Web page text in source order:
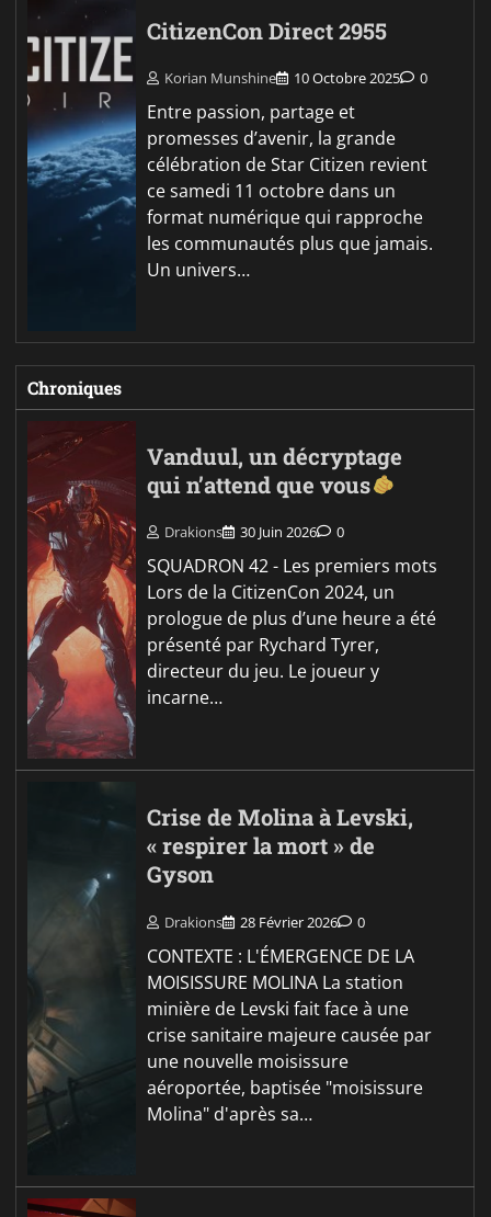
CitizenCon Direct 2955
Korian Munshine 10 Octobre 2025 0
Entre passion, partage et
promesses d’avenir, la grande
célébration de Star Citizen revient
ce samedi 11 octobre dans un
format numérique qui rapproche
les communautés plus que jamais.
Un univers…
Chroniques
Vanduul, un décryptage
qui n’attend que vous
Drakions 30 Juin 2026 0
SQUADRON 42 - Les premiers mots
Lors de la CitizenCon 2024, un
prologue de plus d’une heure a été
présenté par Rychard Tyrer,
directeur du jeu. Le joueur y
incarne…
Crise de Molina à Levski,
« respirer la mort » de
Gyson
Drakions 28 Février 2026 0
CONTEXTE : L'ÉMERGENCE DE LA
MOISISSURE MOLINA La station
minière de Levski fait face à une
crise sanitaire majeure causée par
une nouvelle moisissure
aéroportée, baptisée "moisissure
Molina" d'après sa…